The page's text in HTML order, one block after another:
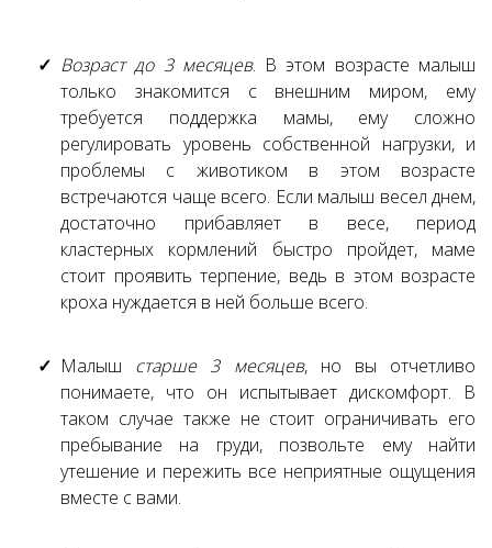
Возраст до 3 месяцев. В этом возрасте малыш
только знакомится с внешним миром, ему
требуется поддержка мамы, ему сложно
регулировать уровень собственной нагрузки, и
проблемы с животиком в этом возрасте
встречаются чаще всего. Если малыш весел днем,
достаточно прибавляет в весе, период
кластерных кормлений быстро пройдет, маме
стоит проявить терпение, ведь в этом возрасте
кроха нуждается в ней больше всего.
Малыш старше 3 месяцев, но вы отчетливо
понимаете, что он испытывает дискомфорт. В
таком случае также не стоит ограничивать его
пребывание на груди, позвольте ему найти
утешение и пережить все неприятные ощущения
вместе с вами.